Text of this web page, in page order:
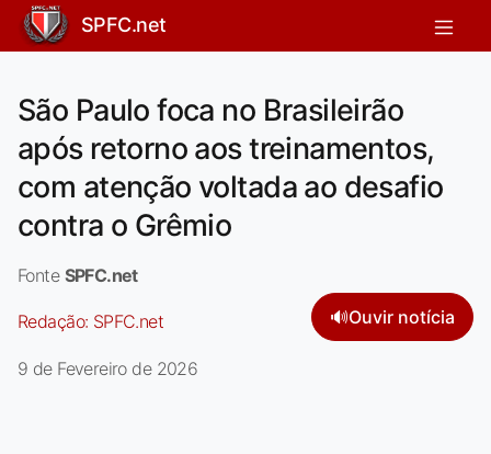
SPFC.net
São Paulo foca no Brasileirão
após retorno aos treinamentos,
com atenção voltada ao desafio
contra o Grêmio
Fonte SPFC.net
Redação: SPFC.net 🔊Ouvir notícia
9 de Fevereiro de 2026